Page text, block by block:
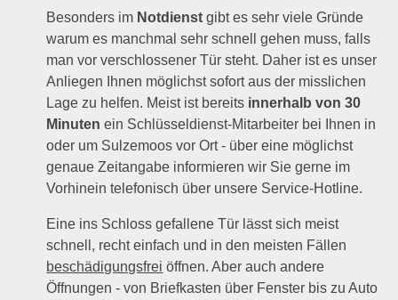
Besonders im Notdienst gibt es sehr viele Gründe
warum es manchmal sehr schnell gehen muss, falls
man vor verschlossener Tür steht. Daher ist es unser
Anliegen Ihnen möglichst sofort aus der misslichen
Lage zu helfen. Meist ist bereits innerhalb von 30
Minuten ein Schlüsseldienst-Mitarbeiter bei Ihnen in
oder um Sulzemoos vor Ort - über eine möglichst
genaue Zeitangabe informieren wir Sie gerne im
Vorhinein telefonisch über unsere Service-Hotline.
Eine ins Schloss gefallene Tür lässt sich meist
schnell, recht einfach und in den meisten Fällen
beschädigungsfrei öffnen. Aber auch andere
Öffnungen - von Briefkasten über Fenster bis zu Auto